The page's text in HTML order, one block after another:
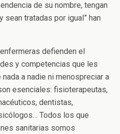
de su nombre, tengan
tratadas por igual” han
defienden el
y competencias que les
a nadie ni menospreciar a
esenciales: fisioterapeutas,
dentistas,
Todos los que
sanitarias somos